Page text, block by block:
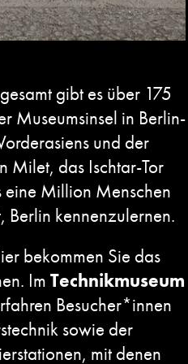
gibt es über 175
Museumsinsel in Berlin-
und der
Milet, das Ischtar-Tor
eine Million Menschen
Berlin kennenzulernen.
bekommen Sie das
Im Technikmuseum
Besucher*innen
sowie der
mit denen